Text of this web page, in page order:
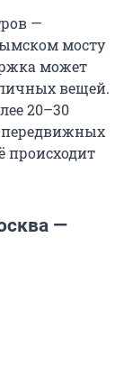
—
мосту
может
вещей.
20–30
передвижных
происходит
—